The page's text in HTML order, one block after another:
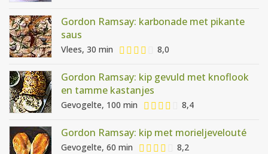
Gordon Ramsay: karbonade met pikante
saus
Vlees, 30 min 8,0
Gordon Ramsay: kip gevuld met knoflook
en tamme kastanjes
Gevogelte, 100 min 8,4
Gordon Ramsay: kip met morieljevelouté
Gevogelte, 60 min 8,2